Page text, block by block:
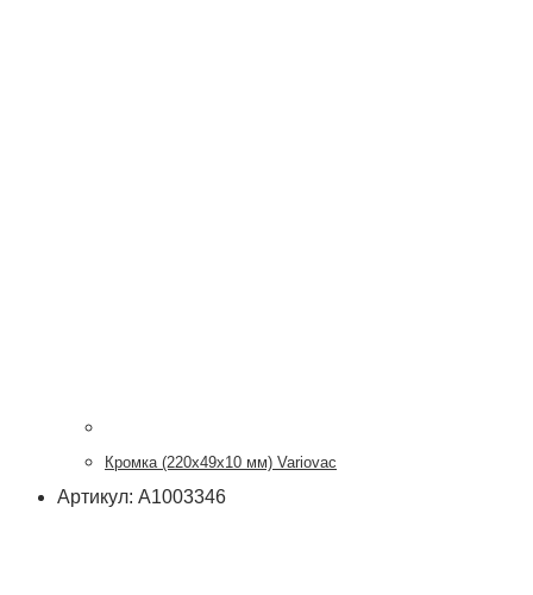
Кромка (220x49x10 мм) Variovac
Артикул: А1003346